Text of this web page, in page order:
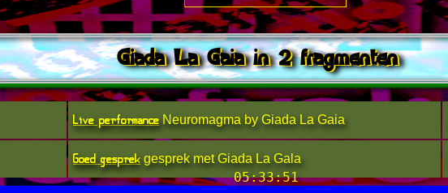
05:33:51
Giada La Gaia in 2 fragmenten
Live performanceNeuromagma by Giada La Gaia
Goed gesprek gesprek met Giada La Gala